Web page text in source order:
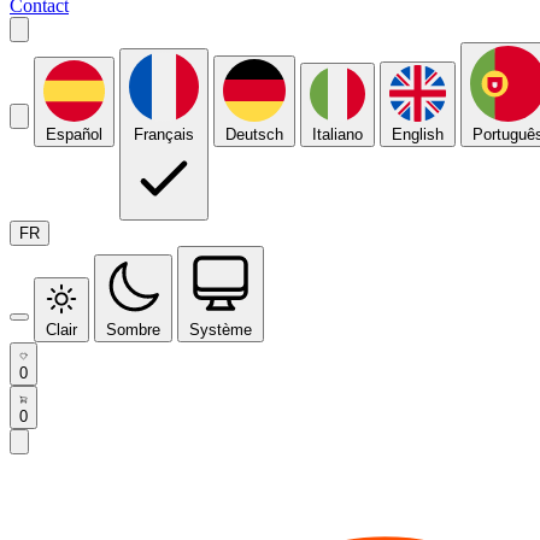
Contact
Español Français Deutsch Italiano English
FR
Clair Sombre Système
0
0